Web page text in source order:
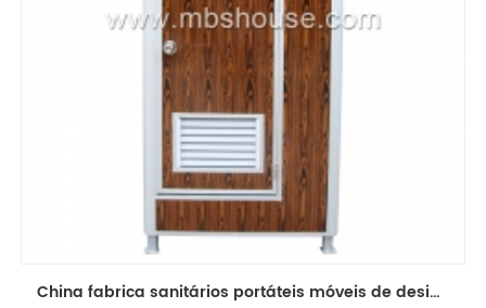
China fabrica sanitários portáteis móveis de design de toalete de grão de madeira para venda